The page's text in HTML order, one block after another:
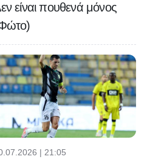
είναι πουθενά μόνος
| 21:05